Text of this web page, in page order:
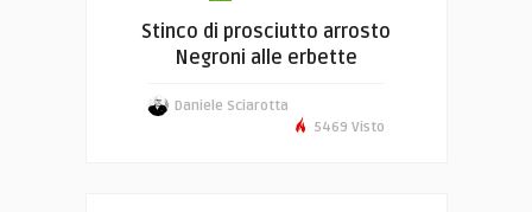
Stinco di prosciutto arrosto
Negroni alle erbette
Daniele Sciarotta
5469 Visto